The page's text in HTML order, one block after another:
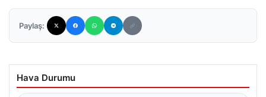
Paylaş:
Hava Durumu